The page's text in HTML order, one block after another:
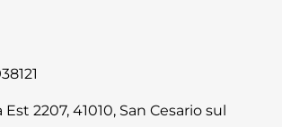
2207, 41010, San Cesario sul